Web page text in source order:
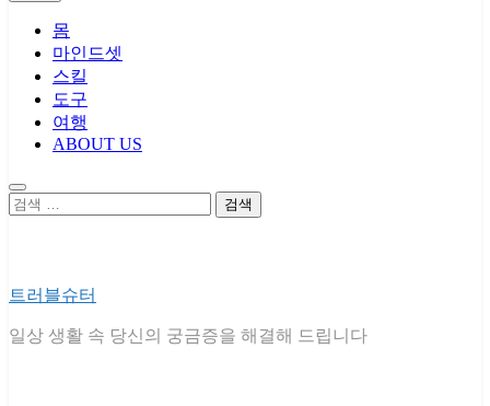
몸
마인드셋
스킬
도구
여행
ABOUT US
검
트러블슈터
일상 생활 속 당신의 궁금증을 해결해 드립니다